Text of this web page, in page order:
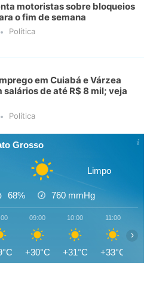
motoristas sobre bloqueios
o fim de semana
Política
em Cuiabá e Várzea
salários de até R$ 8 mil; veja
Política
Grosso
Limpo
68% 760 mmHg
09:00
+30°C
10:00
+31°C
11:00
+33°C
›